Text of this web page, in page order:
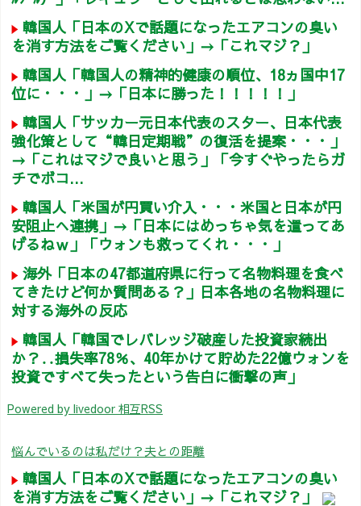
韓国人「日本のXで話題になったエアコンの臭い
を消す方法をご覧ください」→「これマジ？」
韓国人「韓国人の精神的健康の順位、18ヵ国中17
位に・・・」→「日本に勝った！！！！！」
韓国人「サッカー元日本代表のスター、日本代表
強化策として“韓日定期戦”の復活を提案・・・」
→「これはマジで良いと思う」「今すぐやったらガ
チでボコ...
韓国人「米国が円買い介入・・・米国と日本が円
安阻止へ連携」→「日本にはめっちゃ気を遣ってあ
げるねｗ」「ウォンも救ってくれ・・・」
海外「日本の47都道府県に行って名物料理を食べ
てきたけど何か質問ある？」日本各地の名物料理に
対する海外の反応
韓国人「韓国でレバレッジ破産した投資家続出
か？‥損失率78％、40年かけて貯めた22億ウォンを
投資ですべて失ったという告白に衝撃の声」
Powered by livedoor 相互RSS
悩んでいるのは私だけ？夫との距離
韓国人「日本のXで話題になったエアコンの臭い
を消す方法をご覧ください」→「これマジ？」